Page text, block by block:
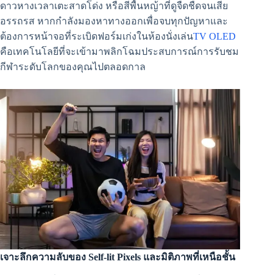
ดาวหางเวลาเตะสาดโด่ง หรือสีพื้นหญ้าที่ดูจืดชืดจนเสีย
อรรถรส หากกำลังมองหาทางออกเพื่อจบทุกปัญหาและ
ต้องการหน้าจอที่ระเบิดฟอร์มเก่งในห้องนั่งเล่นTV OLED
คือเทคโนโลยีที่จะเข้ามาพลิกโฉมประสบการณ์การรับชม
กีฬาระดับโลกของคุณไปตลอดกาล
เจาะลึกความลับของ Self-lit Pixels และมิติภาพที่เหนือชั้น